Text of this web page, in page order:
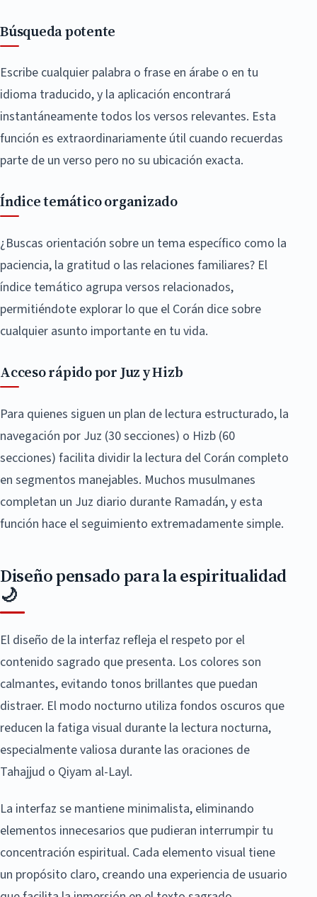
Búsqueda potente
Escribe cualquier palabra o frase en árabe o en tu
idioma traducido, y la aplicación encontrará
instantáneamente todos los versos relevantes. Esta
función es extraordinariamente útil cuando recuerdas
parte de un verso pero no su ubicación exacta.
Índice temático organizado
¿Buscas orientación sobre un tema específico como la
paciencia, la gratitud o las relaciones familiares? El
índice temático agrupa versos relacionados,
permitiéndote explorar lo que el Corán dice sobre
cualquier asunto importante en tu vida.
Acceso rápido por Juz y Hizb
Para quienes siguen un plan de lectura estructurado, la
navegación por Juz (30 secciones) o Hizb (60
secciones) facilita dividir la lectura del Corán completo
en segmentos manejables. Muchos musulmanes
completan un Juz diario durante Ramadán, y esta
función hace el seguimiento extremadamente simple.
Diseño pensado para la espiritualidad
🌙
El diseño de la interfaz refleja el respeto por el
contenido sagrado que presenta. Los colores son
calmantes, evitando tonos brillantes que puedan
distraer. El modo nocturno utiliza fondos oscuros que
reducen la fatiga visual durante la lectura nocturna,
especialmente valiosa durante las oraciones de
Tahajjud o Qiyam al-Layl.
La interfaz se mantiene minimalista, eliminando
elementos innecesarios que pudieran interrumpir tu
concentración espiritual. Cada elemento visual tiene
un propósito claro, creando una experiencia de usuario